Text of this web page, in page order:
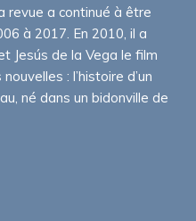
revue a continué à être
à 2017. En 2010, il a
Jesús de la Vega le film
: l’histoire d’un
né dans un bidonville de